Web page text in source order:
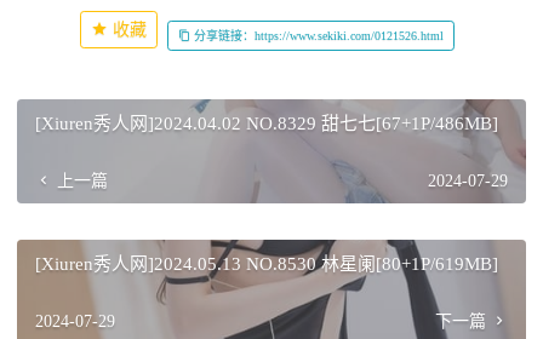
收藏 分享链接：https://www.sekiki.com/0121526.html
[Xiuren秀人网]2024.04.02 NO.8329 甜七七[67+1P/486MB]
上一篇 2024-07-29
[Xiuren秀人网]2024.05.13 NO.8530 林星阑[80+1P/619MB]
2024-07-29 下一篇